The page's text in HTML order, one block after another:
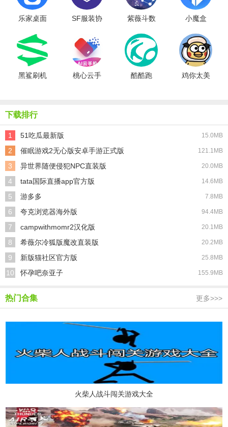
乐家桌面
SF服装协
紫薇斗数 小魔盒
黑鲨刷机
桃心云手
酷酷跑 鸡你太美
下载排行
1 51吃瓜最新版 15.0MB
2 催眠游戏2无心版安卓手游正式版 121.1MB
3 异世界随便侵犯NPC直装版 20.0MB
4 tata国际直播app官方版 14.6MB
5 游多多 7.8MB
6 夸克浏览器海外版 94.4MB
7 campwithmomr2汉化版 20.1MB
8 希薇尔冷狐版魔改直装版 20.2MB
9 新版猫社区官方版 25.8MB
10 怀孕吧奈亚子 155.9MB
热门合集 更多>>>
火柴人战斗闯关游戏大全